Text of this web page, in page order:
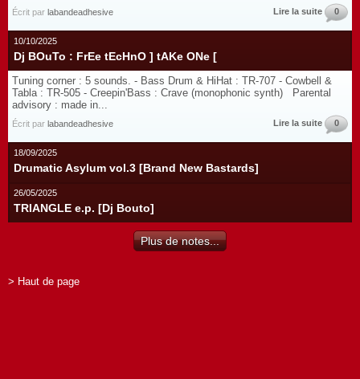
Écrit par labandeadhesive Lire la suite 0
10/10/2025
Dj BOuTo : FrEe tEcHnO ] tAKe ONe [
Tuning corner : 5 sounds. - Bass Drum & HiHat : TR-707 - Cowbell &
Tabla : TR-505 - Creepin'Bass : Crave (monophonic synth) Parental
advisory : made in...
Écrit par labandeadhesive Lire la suite 0
18/09/2025
Drumatic Asylum vol.3 [Brand New Bastards]
26/05/2025
TRIANGLE e.p. [Dj Bouto]
Plus de notes...
> Haut de page